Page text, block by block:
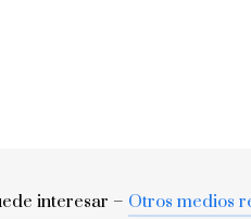
interesar – Otros medios